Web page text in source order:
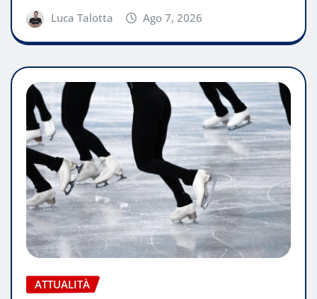
Luca Talotta Ago 7, 2026
ATTUALITÀ